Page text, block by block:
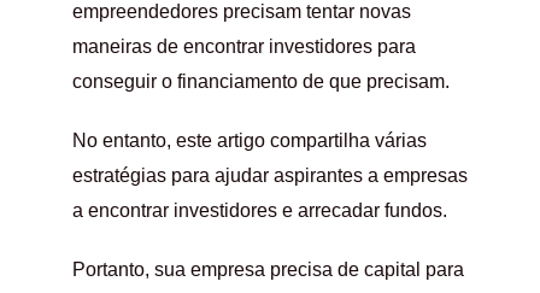
empreendedores precisam tentar novas
maneiras de encontrar investidores para
conseguir o financiamento de que precisam.
No entanto, este artigo compartilha várias
estratégias para ajudar aspirantes a empresas
a encontrar investidores e arrecadar fundos.
Portanto, sua empresa precisa de capital para